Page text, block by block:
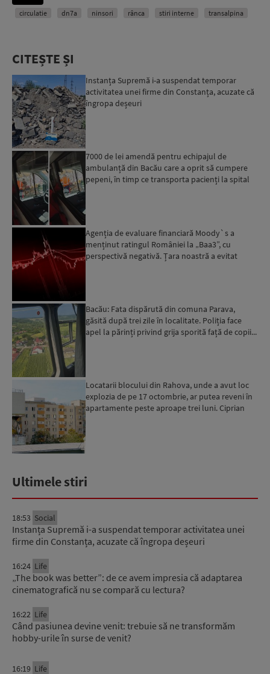
circulatie dn7a ninsori rânca stiri interne transalpina
CITEȘTE ȘI
Instanța Supremă i-a suspendat temporar
activitatea unei firme din Constanța, acuzate că
îngropa deșeuri
7000 de lei amendă pentru echipajul de
ambulanță din Bacău care a oprit să cumpere
pepeni, în timp ce transporta pacienți la spital
Agenția de evaluare financiară Moody`s a
menținut ratingul României la „Baa3”, cu
perspectivă negativă. Țara noastră a evitat
Bacău: Fata dispărută din comuna Parava,
găsită după trei zile în localitate. Poliția face
apel la părinți privind grija sporită față de copii...
Locatarii blocului din Rahova, unde a avut loc
explozia de pe 17 octombrie, ar putea reveni în
apartamente peste aproape trei luni. Ciprian
Ultimele stiri
18:53 Social
Instanța Supremă i-a suspendat temporar activitatea unei
firme din Constanța, acuzate că îngropa deșeuri
16:24 Life
„The book was better”: de ce avem impresia că adaptarea
cinematografică nu se compară cu lectura?
16:22 Life
Când pasiunea devine venit: trebuie să ne transformăm
hobby-urile în surse de venit?
16:19 Life